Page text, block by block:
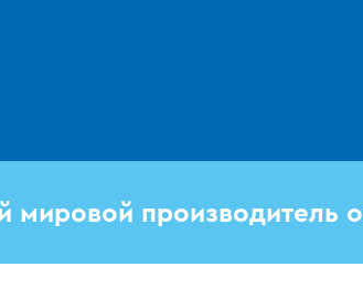
мировой производитель